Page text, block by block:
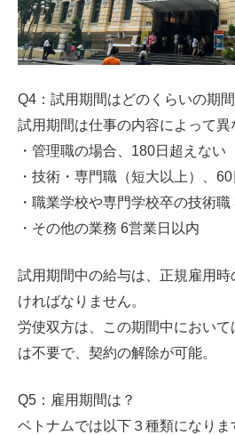
Q4：試用期間はどのくらいの期間
試用期間は仕事の内容によって異
・管理職の場合、180日超えない
・技術・専門職（短大以上）、
・職業学校や専門学校卒の技術
・その他の業務 6営業日以内
試用期間中の給与は、正規雇用
ければなりません。
労使双方は、この期間中において
は不要で、契約の解除が可能。
Q5：雇用期間は？
ベトナムでは以下３種類になりま